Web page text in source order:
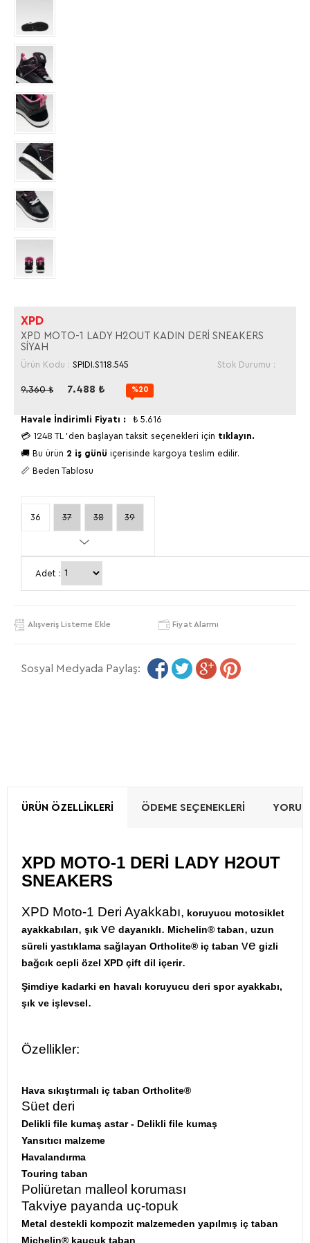
XPD
XPD MOTO-1 LADY H2OUT KADIN DERİ SNEAKERS
SİYAH
Ürün Kodu : SPIDI.S118.545 Stok Durumu :
9.360₺ 7.488 ₺ %20
Havale İndirimli Fiyatı : ₺ 5.616
💳 1248 TL 'den başlayan taksit seçenekleri için tıklayın.
🚚 Bu ürün 2 iş günü içerisinde kargoya teslim edilir.
📏 Beden Tablosu
36 37 38 39
Adet :
Alışveriş Listeme Ekle Fiyat Alarmı
Sosyal Medyada Paylaş:
ÜRÜN ÖZELLIKLERI ÖDEME SEÇENEKLERI
XPD MOTO-1 DERİ LADY H2OUT
SNEAKERS
XPD Moto-1 Deri Ayakkabı, koruyucu motosiklet
ayakkabıları, şık ve dayanıklı. Michelin® taban, uzun
süreli yastıklama sağlayan Ortholite® iç taban ve gizli
bağcık cepli özel XPD çift dil içerir.
Şimdiye kadarki en havalı koruyucu deri spor ayakkabı,
şık ve işlevsel.
Özellikler:
Hava sıkıştırmalı iç taban Ortholite®
Süet deri
Delikli file kumaş astar - Delikli file kumaş
Yansıtıcı malzeme
Havalandırma
Touring taban
Poliüretan malleol koruması
Takviye payanda uç-topuk
Metal destekli kompozit malzemeden yapılmış iç taban
Michelin® kauçuk taban